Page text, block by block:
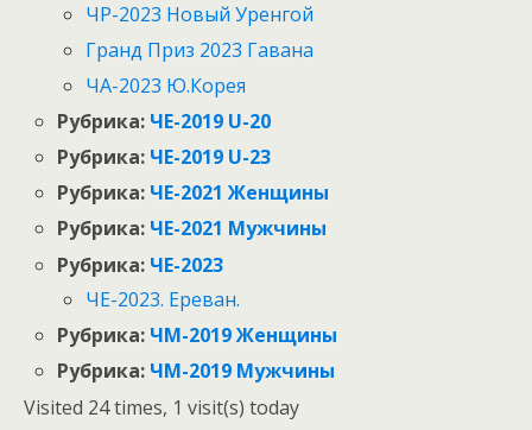
ЧР-2023 Новый Уренгой
Гранд Приз 2023 Гавана
ЧА-2023 Ю.Корея
Рубрика: ЧЕ-2019 U-20
Рубрика: ЧЕ-2019 U-23
Рубрика: ЧЕ-2021 Женщины
Рубрика: ЧЕ-2021 Мужчины
Рубрика: ЧЕ-2023
ЧЕ-2023. Ереван.
Рубрика: ЧМ-2019 Женщины
Рубрика: ЧМ-2019 Мужчины
Visited 24 times, 1 visit(s) today